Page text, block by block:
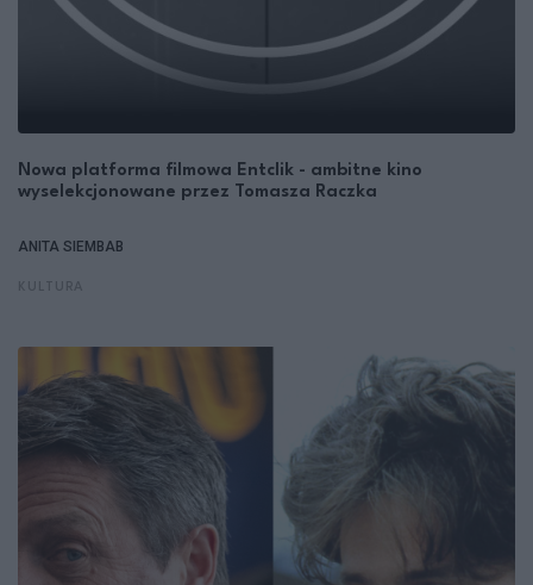
Nowa platforma filmowa Entclik - ambitne kino
wyselekcjonowane przez Tomasza Raczka
ANITA SIEMBAB